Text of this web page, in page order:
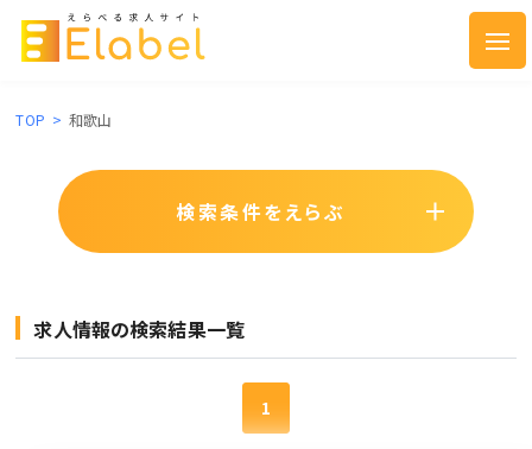
TOP > 和歌山
求人情報の検索結果一覧
1
検索条件をえらぶ